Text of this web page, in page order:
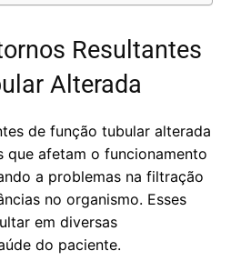
Resultantes
Alterada
de função tubular alterada
que afetam o funcionamento
a problemas na filtração
no organismo. Esses
em diversas
do paciente.